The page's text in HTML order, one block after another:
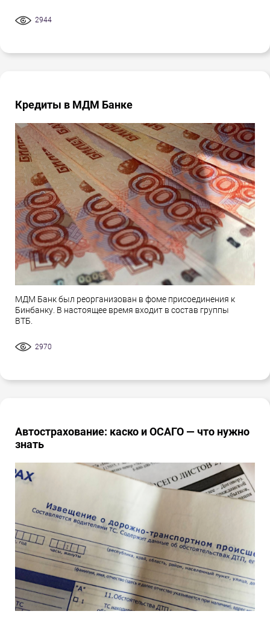
2944
Кредиты в МДМ Банке
МДМ Банк был реорганизован в фоме присоединения к
Бинбанку. В настоящее время входит в состав группы
ВТБ.
2970
Автострахование: каско и ОСАГО — что нужно
знать